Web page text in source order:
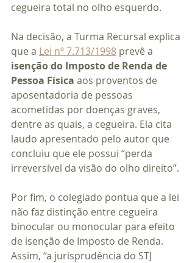
cegueira total no olho esquerdo.
Na decisão, a Turma Recursal explica
que a Lei nº 7.713/1998 prevê a
isenção do Imposto de Renda de
Pessoa Física aos proventos de
aposentadoria de pessoas
acometidas por doenças graves,
dentre as quais, a cegueira. Ela cita
laudo apresentado pelo autor que
concluiu que ele possui “perda
irreversível da visão do olho direito”.
Por fim, o colegiado pontua que a lei
não faz distinção entre cegueira
binocular ou monocular para efeito
de isenção de Imposto de Renda.
Assim, “a jurisprudência do STJ